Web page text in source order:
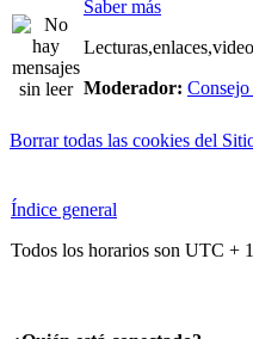
Saber más
Moderador:
Borrar todas las cookies del
Índice general
Todos los horarios son UTC +